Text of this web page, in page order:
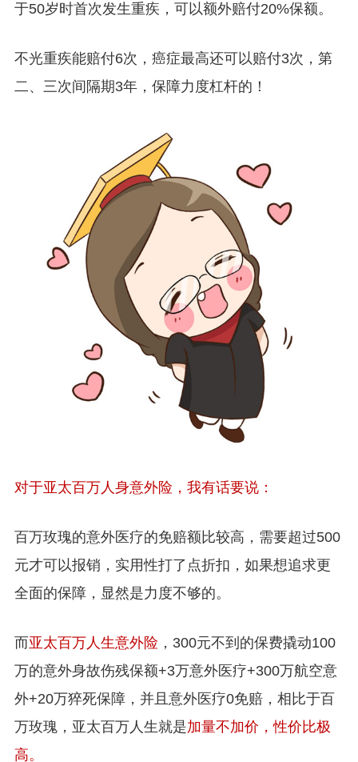
于50岁时首次发生重疾，可以额外赔付20%保额。
不光重疾能赔付6次，癌症最高还可以赔付3次，第
二、三次间隔期3年，保障力度杠杆的！
对于亚太百万人身意外险，我有话要说：
百万玫瑰的意外医疗的免赔额比较高，需要超过500
元才可以报销，实用性打了点折扣，如果想追求更
全面的保障，显然是力度不够的。
而亚太百万人生意外险 ，300元不到的保费撬动100
万的意外身故伤残保额+3万意外医疗+300万航空意
外+20万猝死保障，并且意外医疗0免赔，相比于百
万玫瑰，亚太百万人生就是加量不加价，性价比极
高。